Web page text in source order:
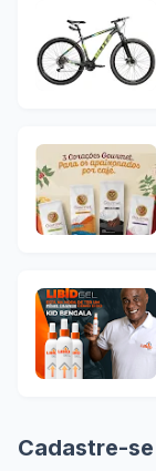
Cadastre-se